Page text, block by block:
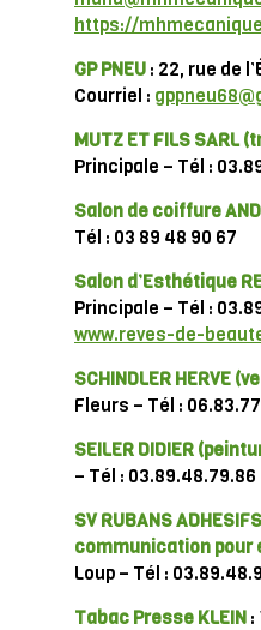
https://
GP PNEU : 22, rue de
Courriel :
MUTZ ET FILS SARL
Principale – Tél :
Salon de coiffure
Tél : 03 89 48 90 67
Salon d’Esthétique
Principale – Tél :
www.reves-de-
SCHINDLER HERVE
Fleurs – Tél :
SEILER DIDIER
– Tél : 03.89.48.79.86
SV RUBANS ADHESIFS
communication pour
Loup – Tél :
Tabac Presse KLEIN :